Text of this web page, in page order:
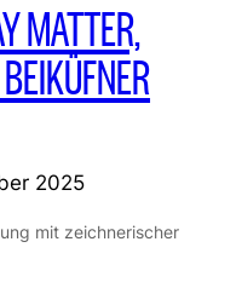
MATTER,
2025
mit zeichnerischer